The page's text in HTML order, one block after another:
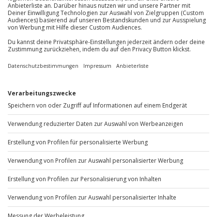
Du möchtest als Firma bestellen?
Sichere Dir attraktive Firmenkunden Vorteile.
+49 89 / 60 60 89 700
Mo-Fr: 9-17 Uhr
b2b@jochen-schweizer.de
www.b2b.jochen-schweizer.de/
Artikelnummer 27882
Andere Produkte entdecken